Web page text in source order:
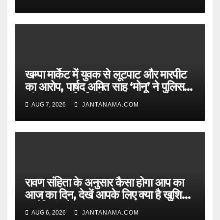
खम्पा मार्केट में युवक से लूटपाट और मारपीट
का आरोप, पार्षद अमित साह ‘मोनू’ ने पुलिस से
की सख्त कार्रवाई की मांग
AUG 7, 2026 JANTANAMA.COM
रावण संहिता के अनुसार कैसा होगा आप का
आज का दिन, देखें आपके लिए क्या है खुशियां,
चुनौतियां और नए अवसर
AUG 6, 2026 JANTANAMA.COM